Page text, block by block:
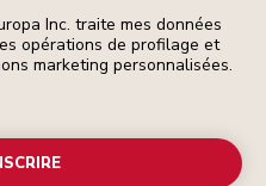
Inc. traite mes données
opérations de profilage et
marketing personnalisées.